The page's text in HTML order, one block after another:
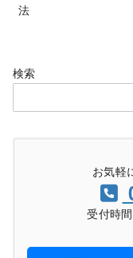
法
検索
お気軽
受付時